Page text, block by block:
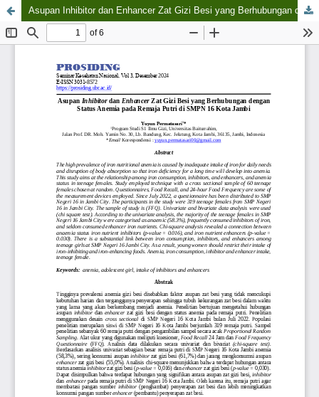
Asupan Inhibitor dan Enhancer Zat Gizi Besi yang Berhubungan dengan Status Anemia pada Remaja Putri di SMPN 16 Kota Jambi